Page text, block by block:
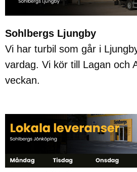
Sohlbergs Ljungby
Vi har turbil som går i
vardag. Vi kör till Lagan och
veckan.